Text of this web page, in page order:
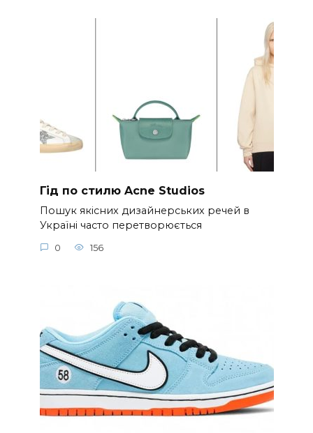
Гід по стилю Acne Studios
Пошук якісних дизайнерських речей в
Україні часто перетворюється
0 156